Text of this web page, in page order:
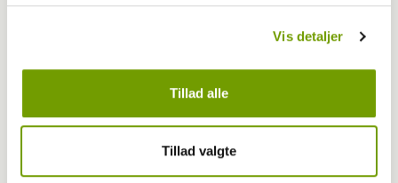
Vis detaljer
Tillad alle
Tillad valgte